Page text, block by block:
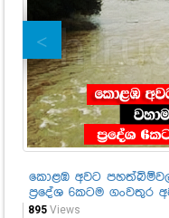
කොළඹ අවට
ප්‍රදේශ 6කටම ගංවතුර
895 Views